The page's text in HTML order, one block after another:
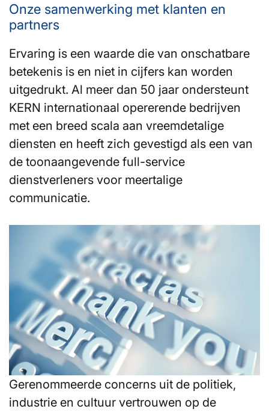
Onze samenwerking met klanten en
partners
Ervaring is een waarde die van onschatbare
betekenis is en niet in cijfers kan worden
uitgedrukt. Al meer dan 50 jaar ondersteunt
KERN internationaal opererende bedrijven
met een breed scala aan vreemdetalige
diensten en heeft zich gevestigd als een van
de toonaangevende full-service
dienstverleners voor meertalige
communicatie.
Gerenommeerde concerns uit de politiek,
industrie en cultuur vertrouwen op de